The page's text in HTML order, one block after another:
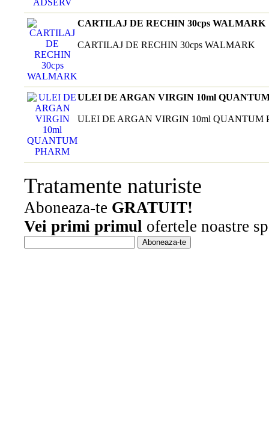
CARTILAJ DE RECHIN 30cps WALMARK
CARTILAJ DE RECHIN 30cps WALMARK
ULEI DE ARGAN VIRGIN 10ml
ULEI DE ARGAN VIRGIN 10ml QUANTUM
Tratamente naturiste
Aboneaza-te GRATUIT!
Vei primi primul ofertele noastre